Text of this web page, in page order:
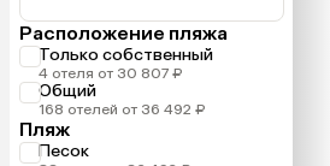
Расположение пляжа
Только собственный
4 отеля от 30 807 ₽
Общий
168 отелей от 36 492 ₽
Пляж
Песок